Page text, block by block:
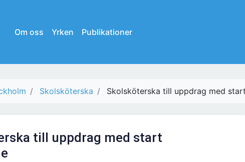
Om oss Yrken Publikationer
Skolsköterska Skolsköterska till uppdrag med
till uppdrag med start